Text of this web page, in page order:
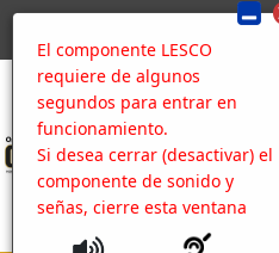
El componente LESCO
requiere de algunos
segundos para entrar en
funcionamiento.
Si desea cerrar (desactivar) el
componente de sonido y
señas, cierre esta ventana